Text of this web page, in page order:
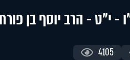
י"ט - הרב יוסף בן
4105